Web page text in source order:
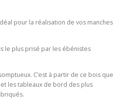
pour la réalisation de vos manches
le plus prisé par les ébénistes
C’est à partir de ce bois que
les tableaux de bord des plus